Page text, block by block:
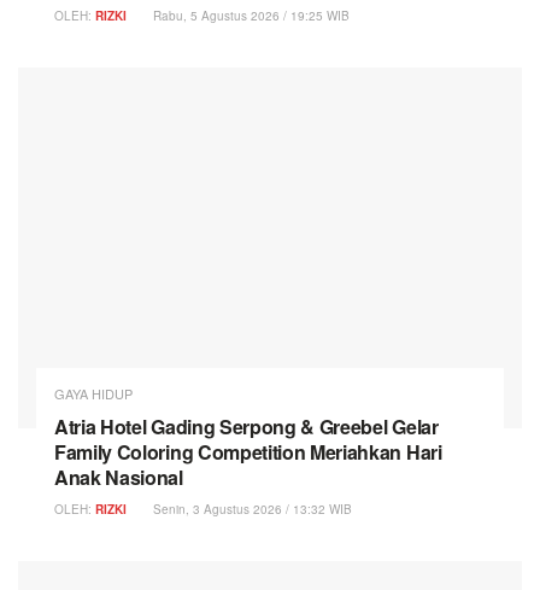
OLEH: RIZKI Rabu, 5 Agustus 2026 / 19:25 WIB
GAYA HIDUP
Atria Hotel Gading Serpong & Greebel Gelar
Family Coloring Competition Meriahkan Hari
Anak Nasional
OLEH: RIZKI Senin, 3 Agustus 2026 / 13:32 WIB